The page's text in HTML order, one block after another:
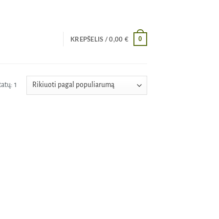
KREPŠELIS /0,00 € 0
1